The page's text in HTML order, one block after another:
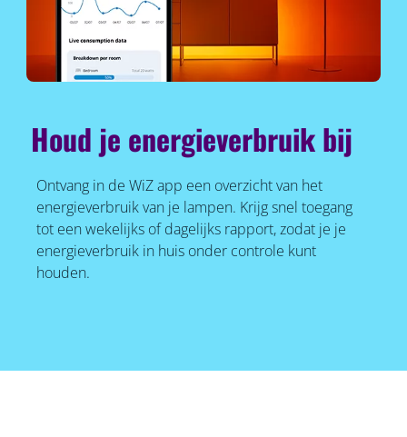
Houd je energieverbruik bij
Ontvang in de WiZ app een overzicht van het
energieverbruik van je lampen. Krijg snel toegang
tot een wekelijks of dagelijks rapport, zodat je je
energieverbruik in huis onder controle kunt
houden.